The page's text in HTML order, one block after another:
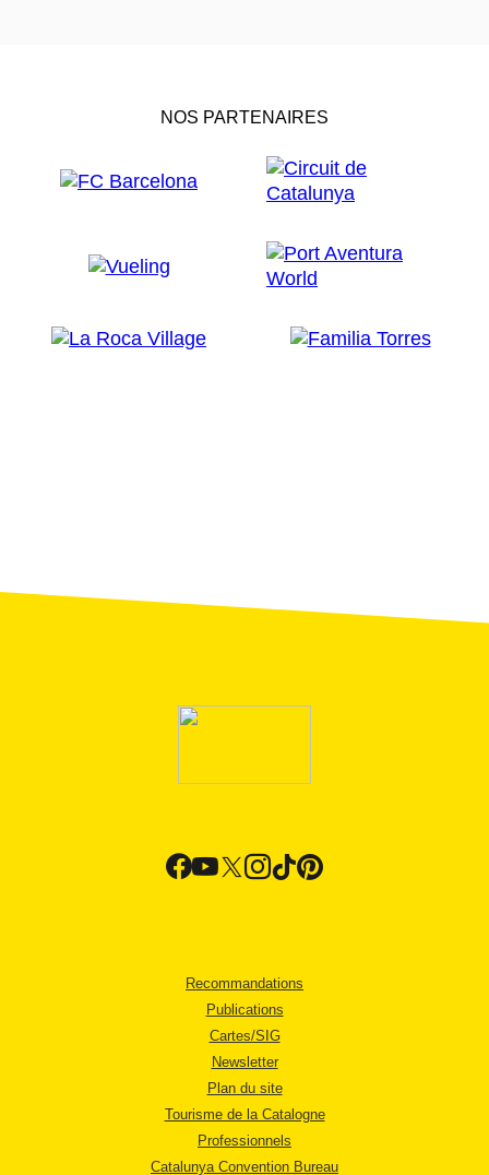
NOS PARTENAIRES
Recommandations
Publications
Cartes/SIG
Newsletter
Plan du site
Tourisme de la Catalogne
Professionnels
Catalunya Convention Bureau